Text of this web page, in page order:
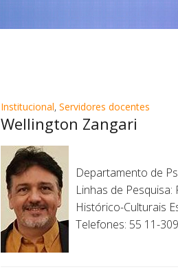
Institucional, Servidores docentes
Wellington Zangari
Departamento de
Linhas de
Histórico-Culturais
Telefones: 55 11-